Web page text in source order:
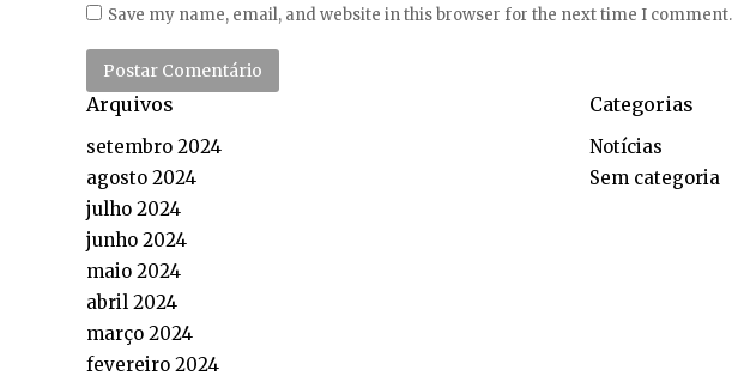
Save my name, email, and website in this browser for the next time I comment.
Postar Comentário
Arquivos
setembro 2024
agosto 2024
julho 2024
junho 2024
maio 2024
abril 2024
março 2024
fevereiro 2024
Categorias
Notícias
Sem categoria